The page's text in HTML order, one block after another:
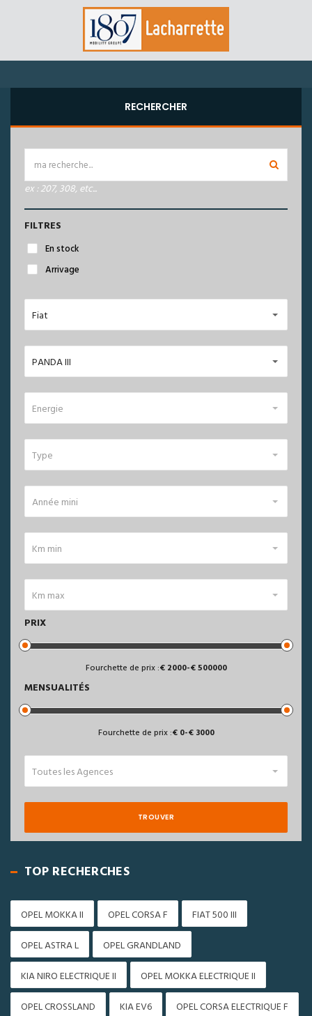
RECHERCHER
ex : 207, 308, etc...
FILTRES
En stock
Arrivage
Fiat
PANDA III
Energie
Type
Année mini
Km min
Km max
PRIX
Fourchette de prix : 2000- 500000
MENSUALITÉS
Fourchette de prix : 0- 3000
Toutes les Agences
TROUVER
TOP RECHERCHES
OPEL MOKKA II OPEL CORSA F
FIAT 500 III
OPEL ASTRA L
OPEL GRANDLAND
KIA NIRO ELECTRIQUE II
OPEL MOKKA ELECTRIQUE II
OPEL CROSSLAND
KIA EV6
OPEL CORSA ELECTRIQUE F